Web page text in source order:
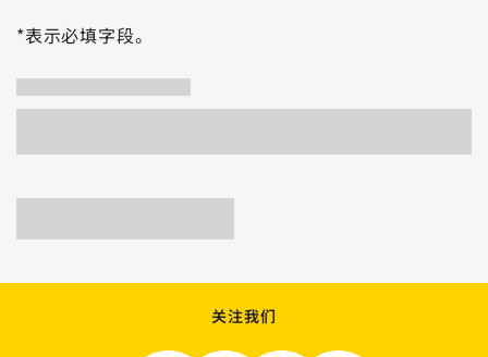
*表示必填字段。
关注我们